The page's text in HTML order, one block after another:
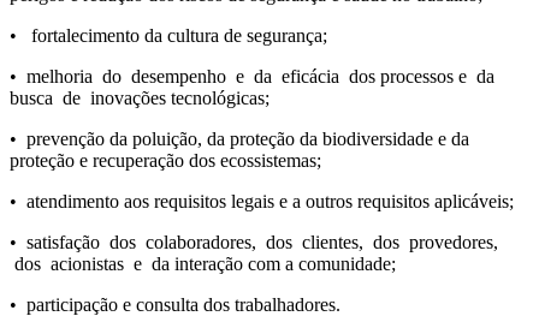
• fortalecimento da cultura de segurança;
• melhoria do desempenho e da eficácia dos processos e da
busca de inovações tecnológicas;
• prevenção da poluição, da proteção da biodiversidade e da
proteção e recuperação dos ecossistemas;
• atendimento aos requisitos legais e a outros requisitos aplicáveis;
• satisfação dos colaboradores, dos clientes, dos provedores,
dos acionistas e da interação com a comunidade;
• participação e consulta dos trabalhadores.